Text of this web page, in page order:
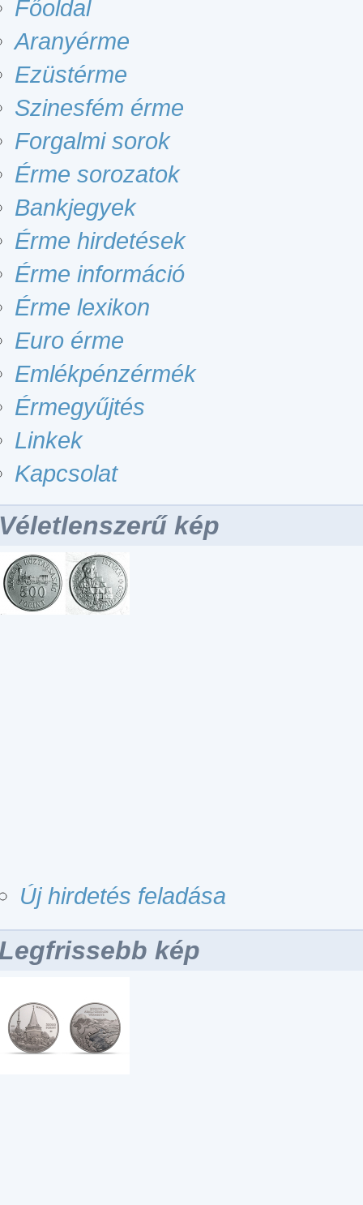
Főoldal
Aranyérme
Ezüstérme
Szinesfém érme
Forgalmi sorok
Érme sorozatok
Bankjegyek
Érme hirdetések
Érme információ
Érme lexikon
Euro érme
Emlékpénzérmék
Érmegyűjtés
Linkek
Kapcsolat
kép
Új hirdetés feladása
kép